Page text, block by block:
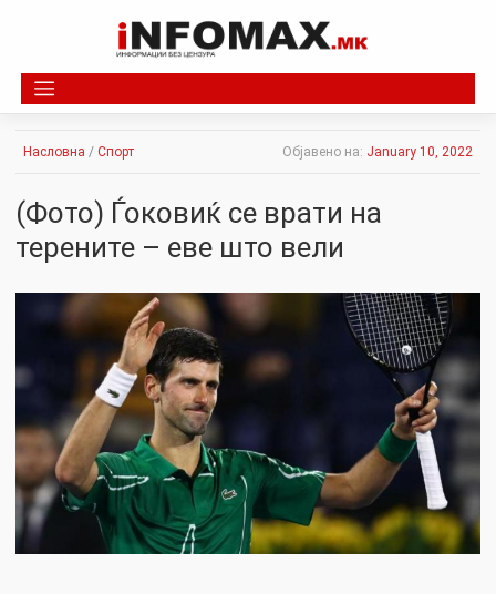
Насловна / Спорт Објавено на: January 10, 2022
(Фото) Ѓоковиќ се врати на
терените – еве што вели